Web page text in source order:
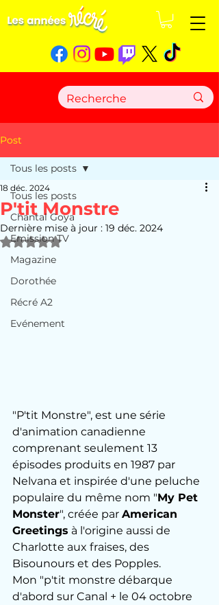
Post
Tous les posts
Chantal Goya
Emission TV
Magazine
Dorothée
Récré A2
Evénement
Tous les posts
P'tit Monstre
18 déc. 2024
Dernière mise à jour : 19 déc. 2024
Noté NaN étoiles sur 5.
"P'tit Monstre", est une série
d'animation canadienne
comprenant seulement 13
épisodes produits en 1987 par
Nelvana et inspirée d'une peluche
populaire du même nom "My Pet
Monster", créée par American
Greetings à l'origine aussi de
Charlotte aux fraises, des
Bisounours et des Popples.
Mon "p'tit monstre débarque
d'abord sur Canal + le 04 octobre